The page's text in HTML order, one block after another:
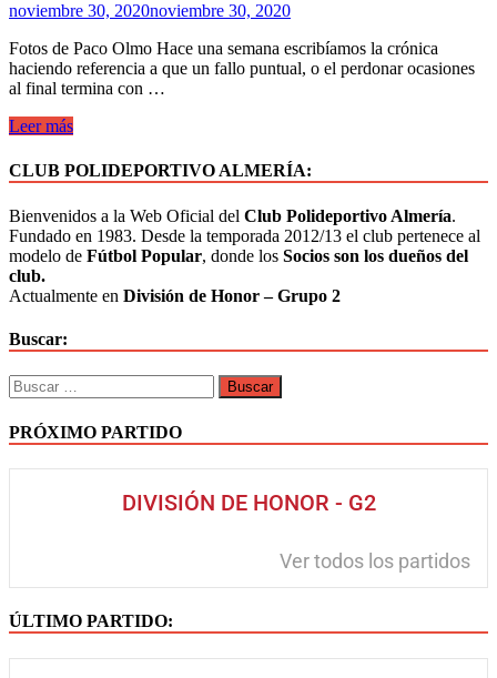
noviembre 30, 2020noviembre 30, 2020
Fotos de Paco Olmo Hace una semana escribíamos la crónica
haciendo referencia a que un fallo puntual, o el perdonar ocasiones
al final termina con …
Crónica:
Almería
1-
CD
Huétor
Tajar
(Jornada
7
29/11/2020)
Leer más
CLUB POLIDEPORTIVO ALMERÍA:
Bienvenidos a la Web Oficial del Club Polideportivo Almería.
Fundado en 1983. Desde la temporada 2012/13 el club pertenece al
modelo de Fútbol Popular, donde los Socios son los dueños del
club.
Actualmente en División de Honor – Grupo 2
Buscar:
Buscar:
PRÓXIMO PARTIDO
DIVISIÓN DE HONOR - G2
Ver todos los partidos
ÚLTIMO PARTIDO: